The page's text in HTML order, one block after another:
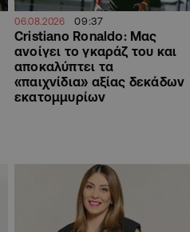
06.08.2026 09:37
Cristiano Ronaldo: Μας
ανοίγει το γκαράζ του και
αποκαλύπτει τα
«παιχνίδια» αξίας δεκάδων
εκατομμυρίων